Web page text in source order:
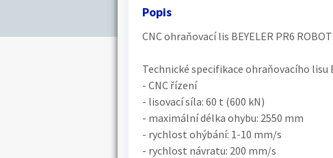
Popis
CNC ohraňovací lis BEYELER PR6
Technické specifikace ohraňovacího lisu
- CNC řízení
- lisovací síla: 60 t (600 kN)
- maximální délka ohybu: 2550 mm
- rychlost ohýbání: 1-10 mm/s
- rychlost návratu: 200 mm/s